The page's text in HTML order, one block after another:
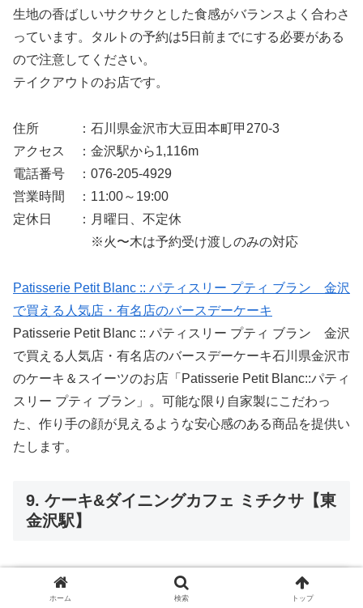
生地の香ばしいサクサクとした食感がバランスよく合わさ
っています。タルトの予約は5日前までにする必要がある
ので注意してください。
テイクアウトのお店です。
住所 ：石川県金沢市大豆田本町甲270-3
アクセス ：金沢駅から1,116m
電話番号 ：076-205-4929
営業時間 ：11:00～19:00
定休日 ：月曜日、不定休
※火〜木は予約受け渡しのみの対応
Patisserie Petit Blanc :: パティスリー プティ ブラン 金沢
で買える人気店・有名店のバースデーケーキ
Patisserie Petit Blanc :: パティスリー プティ ブラン 金沢
で買える人気店・有名店のバースデーケーキ石川県金沢市
のケーキ＆スイーツのお店「Patisserie Petit Blanc::パティ
スリー プティ ブラン」。可能な限り自家製にこだわっ
た、作り手の顔が見えるような安心感のある商品を提供い
たします。
9. ケーキ&ダイニングカフェ ミチクサ【東
金沢駅】
ホーム 検索 トップ